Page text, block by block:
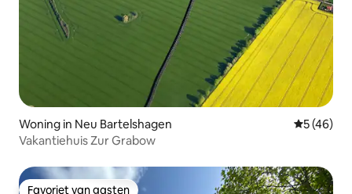
Woning in Neu Bartelshagen
5 (46)
Vakantiehuis Zur Grabow
Favoriet van gasten